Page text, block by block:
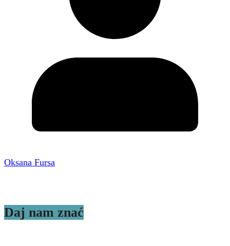
Oksana Fursa
Daj nam znać